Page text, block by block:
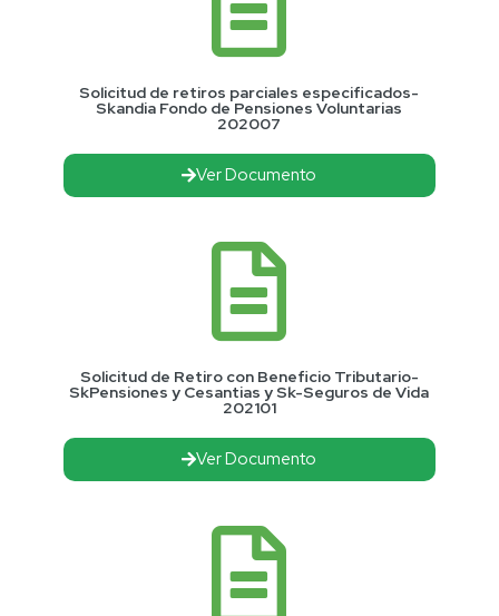
Solicitud de retiros parciales especificados-
Skandia Fondo de Pensiones Voluntarias
202007
Ver Documento
Solicitud de Retiro con Beneficio Tributario-
SkPensiones y Cesantias y Sk-Seguros de Vida
202101
Ver Documento